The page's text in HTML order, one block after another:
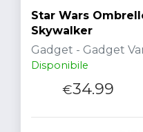
Star Wars
Skywalker
Gadget - Gadget
Disponibile
€34.99